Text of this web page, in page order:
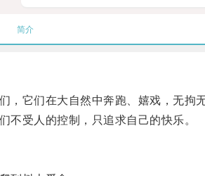
简介
它们在大自然中奔跑、嬉戏，无拘无
受人的控制，只追求自己的快乐。